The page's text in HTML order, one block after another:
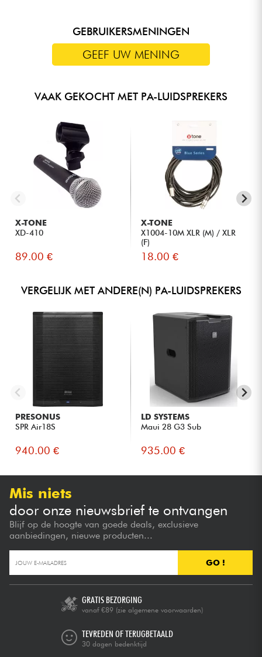
Rooster: Staal met interne schuimbescherming
Voet: M20 (paal/beenbevestiging)
Afmetingen (H × B × D): 523 × 360 × 515 mm
GEBRUIKERSMENINGEN
GEEF UW MENING
VAAK GEKOCHT MET PA-LUIDSPREKERS
X-TONE
XD-410
89.00 €
X-TONE
X1004-10M XLR (M) / XLR
(F)
18.00 €
VERGELIJK MET ANDERE(N) PA-LUIDSPREKERS
PRESONUS
SPR Air18S
940.00 €
LD SYSTEMS
Maui 28 G3 Sub
935.00 €
Mis niets
door onze nieuwsbrief te ontvangen
Blijf op de hoogte van goede deals, exclusieve
aanbiedingen, nieuwe producten...
GO !
GRATIS BEZORGING
vanaf €89 (zie algemene voorwaarden)
TEVREDEN OF TERUGBETAALD
30 dagen bedenktijd